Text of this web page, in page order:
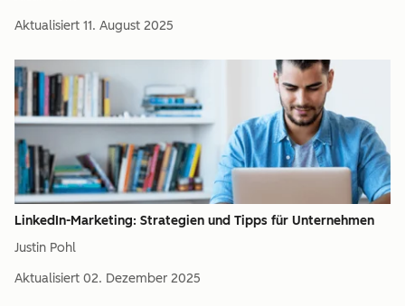
Aktualisiert 11. August 2025
LinkedIn-Marketing: Strategien und Tipps für Unternehmen
Justin Pohl
Aktualisiert 02. Dezember 2025